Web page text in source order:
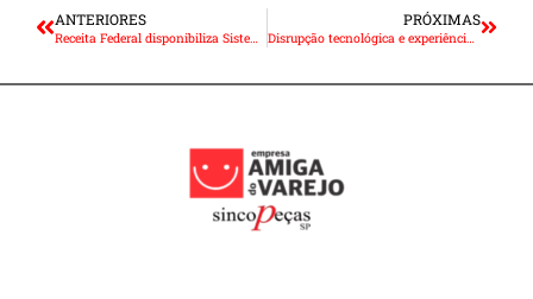
ANTERIORES PRÓXIMAS
Disrupção tecnológica e experiência do consumidor desafiam setor automotivo